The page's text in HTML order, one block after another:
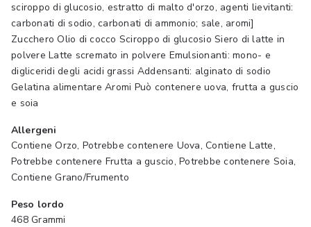
sciroppo di glucosio, estratto di malto d'orzo, agenti lievitanti:
carbonati di sodio, carbonati di ammonio; sale, aromi]
Zucchero Olio di cocco Sciroppo di glucosio Siero di latte in
polvere Latte scremato in polvere Emulsionanti: mono- e
digliceridi degli acidi grassi Addensanti: alginato di sodio
Gelatina alimentare Aromi Può contenere uova, frutta a guscio
e soia
Allergeni
Contiene Orzo, Potrebbe contenere Uova, Contiene Latte,
Potrebbe contenere Frutta a guscio, Potrebbe contenere Soia,
Contiene Grano/Frumento
Peso lordo
468 Grammi